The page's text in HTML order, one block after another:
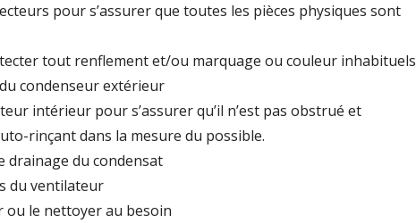
pour s’assurer que toutes les pièces physiques sont
tout renflement et/ou marquage ou couleur inhabituels
condenseur extérieur
intérieur pour s’assurer qu’il n’est pas obstrué et
rinçant dans la mesure du possible.
drainage du condensat
du ventilateur
ou le nettoyer au besoin